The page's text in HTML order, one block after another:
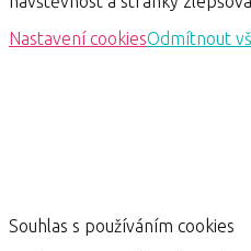
Nastavení cookiesOdmítnout
Souhlas s používáním cookies